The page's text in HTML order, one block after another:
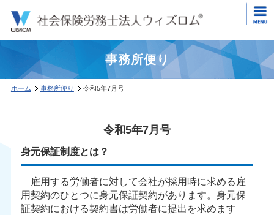
事務所便り
ホーム 事務所便り 令和5年7月号
令和5年7月号
身元保証制度とは？
雇用する労働者に対して会社が採用時に求める雇
用契約のひとつに身元保証契約があります。身元保
証契約における契約書は労働者に提出を求めます